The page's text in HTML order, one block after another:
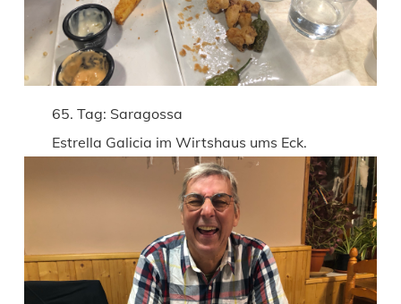
65. Tag: Saragossa
Estrella Galicia im Wirtshaus ums Eck.